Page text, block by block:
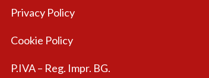
Privacy Policy
Cookie Policy
P.IVA – Reg. Impr. BG.